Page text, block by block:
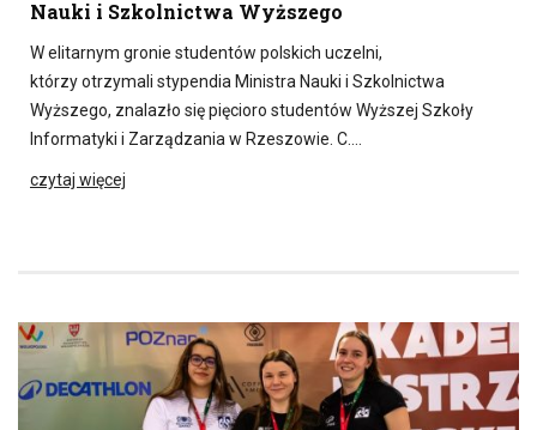
Nauki i Szkolnictwa Wyższego
W elitarnym gronie studentów polskich uczelni,
którzy otrzymali stypendia Ministra Nauki i Szkolnictwa
Wyższego, znalazło się pięcioro studentów Wyższej Szkoły
Informatyki i Zarządzania w Rzeszowie. C….
czytaj więcej